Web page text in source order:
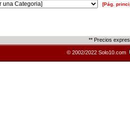
[Pág.
** Precios
© 2002/2022 Solo10.com